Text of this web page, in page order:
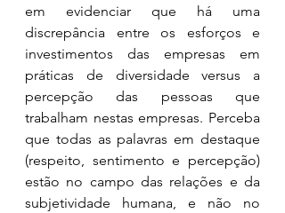
em evidenciar que há uma
discrepância entre os esforços e
investimentos das empresas em
práticas de diversidade versus a
percepção das pessoas que
trabalham nestas empresas. Perceba
que todas as palavras em destaque
(respeito, sentimento e percepção)
estão no campo das relações e da
subjetividade humana, e não no